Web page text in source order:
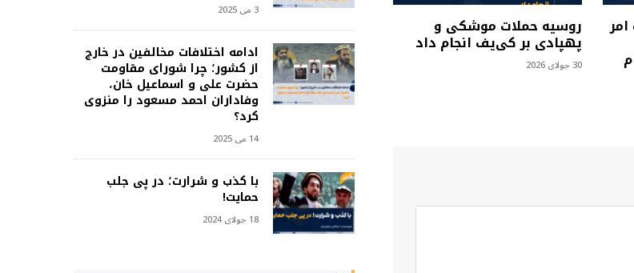
روسیه حملات موشکی و
پهپادی بر کی‌یف انجام داد
30 جولای 2026
3 می 2025
ادامه اختلافات مخالفین در خارج
از کشور؛ چرا شورای مقاومت
حضرت علی و اسماعیل خان،
وفاداران احمد مسعود را منزوی
کرد؟
14 می 2025
با کذب و شرارت؛ در پی جلب
حمایت!
18 جولای 2024